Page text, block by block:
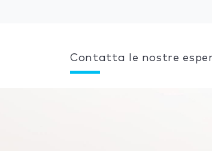
Contatta le nostre